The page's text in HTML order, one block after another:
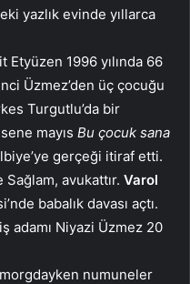
yazlık evinde yıllarca
Etyüzen 1996 yılında 66
Üzmez’den üç çocuğu
Turgutlu’da bir
mayıs Bu çocuk sana
gerçeği itiraf etti.
avukattır. Varol
babalık davası açtı.
adamı Niyazi Üzmez 20
numuneler